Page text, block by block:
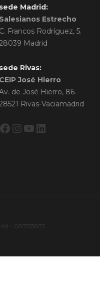
sede Madrid:
Salesianos Estrecho
C. Francos Rodríguez, 5.
Madrid
sede Rivas:
CEIP José Hierro
de José Hierro, 86.
Rivas-Vaciamadrid
Facebook
Instagram
YouTube
LinkedIn
- G87513875